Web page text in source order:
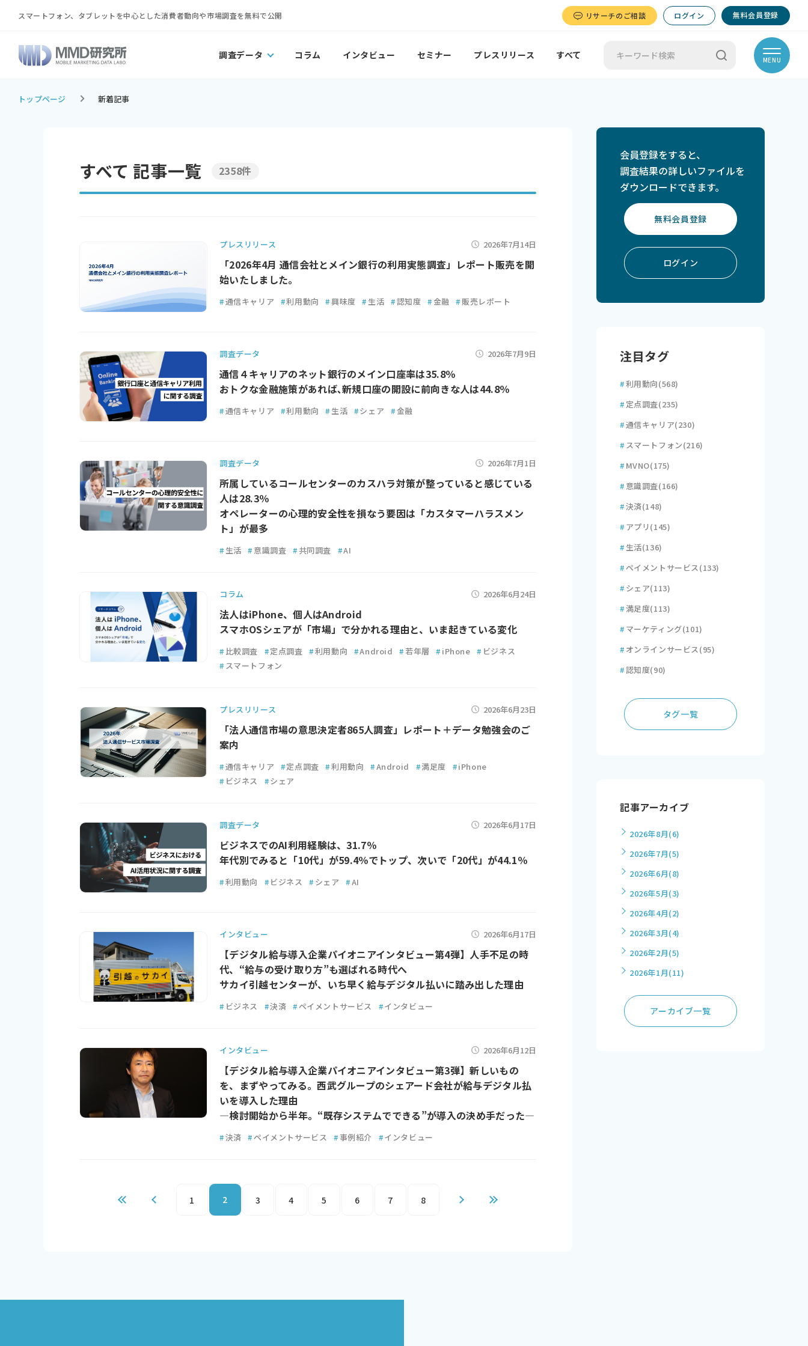
スマートフォン、タブレットを中心とした消費者動向や市場調査を無料で公開 リサーチのご相談 ログイン 無料会員登録
調査データ コラム インタビュー セミナー プレスリリース すべて MENU
トップページ 新着記事
すべて 記事一覧 2358件
プレスリリース 2026年7月14日
「2026年4月 通信会社とメイン銀行の利用実態調査」レポート販売を開
始いたしました。
#通信キャリア #利用動向 #興味度 # 生活 #認知度 #金融 # 販売レポート
調査データ 2026年7月9日
通信４キャリアのネット銀行のメイン口座率は35.8％
おトクな金融施策があれば､新規口座の開設に前向きな人は44.8％
#通信キャリア #利用動向 # 生活 #シェア #金融
調査データ 2026年7月1日
所属しているコールセンターのカスハラ対策が整っていると感じている
人は28.3％
オペレーターの心理的安全性を損なう要因は「カスタマーハラスメン
ト」が最多
# 生活 # 意識調査 # 共同調査 #AI
コラム 2026年6月24日
法人はiPhone、個人はAndroid
スマホOSシェアが「市場」で分かれる理由と、いま起きている変化
# 比較調査 #定点調査 #利用動向 #Android #若年層 # iPhone # ビジネス
# スマートフォン
プレスリリース 2026年6月23日
「法人通信市場の意思決定者865人調査」レポート＋データ勉強会のご
案内
#通信キャリア #定点調査 #利用動向 #Android #満足度 #iPhone
# ビジネス #シェア
調査データ 2026年6月17日
ビジネスでのAI利用経験は、31.7％
年代別でみると「10代」が59.4％でトップ、次いで「20代」が44.1％
#利用動向 # ビジネス # シェア #AI
インタビュー 2026年6月17日
【デジタル給与導入企業パイオニアインタビュー第4弾】人手不足の時
代、“給与の受け取り方”も選ばれる時代へ
サカイ引越センターが、いち早く給与デジタル払いに踏み出した理由
# ビジネス #決済 #ペイメントサービス #インタビュー
インタビュー 2026年6月12日
【デジタル給与導入企業パイオニアインタビュー第3弾】新しいもの
を、まずやってみる。西武グループのシェアード会社が給与デジタル払
いを導入した理由
―検討開始から半年。“既存システムでできる”が導入の決め手だった―
#決済 #ペイメントサービス # 事例紹介 #インタビュー
1 2 3 4 5 6 7 8
会員登録をすると、
調査結果の詳しいファイルを
ダウンロードできます。
無料会員登録
ログイン
注目タグ
#利用動向(568)
# 定点調査(235)
#通信キャリア(230)
# スマートフォン(216)
# MVNO(175)
# 意識調査(166)
#決済(148)
# アプリ(145)
# 生活(136)
#ペイメントサービス(133)
# シェア(113)
#満足度(113)
# マーケティング(101)
# オンラインサービス(95)
#認知度(90)
タグ一覧
記事アーカイブ
2026年8月(6)
2026年7月(5)
2026年6月(8)
2026年5月(3)
2026年4月(2)
2026年3月(4)
2026年2月(5)
2026年1月(11)
アーカイブ一覧